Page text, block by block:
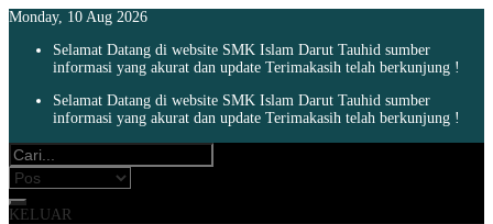
Monday, 10 Aug 2026
Selamat Datang di website SMK Islam Darut Tauhid sumber
informasi yang akurat dan update Terimakasih telah berkunjung !
Selamat Datang di website SMK Islam Darut Tauhid sumber
informasi yang akurat dan update Terimakasih telah berkunjung !
KELUAR